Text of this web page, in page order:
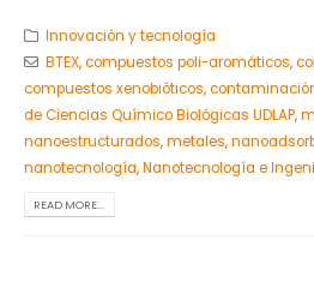
Innovación y tecnología
BTEX,compuestos poli-aromáticos,
compuestos xenobióticos,
de Ciencias Químico Biológicas UDLAP,
nanoestructurados,metales,
nanotecnología,Nanotecnología e
READ MORE...